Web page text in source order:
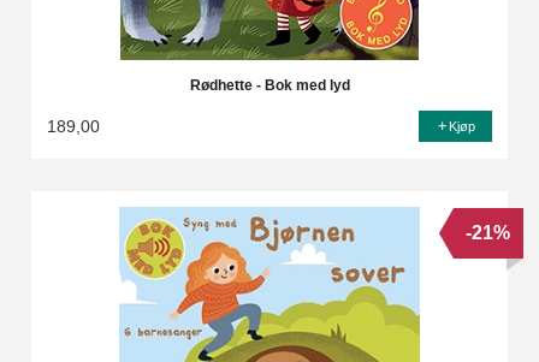
Rødhette - Bok med lyd
189,00 Kjøp
-21%